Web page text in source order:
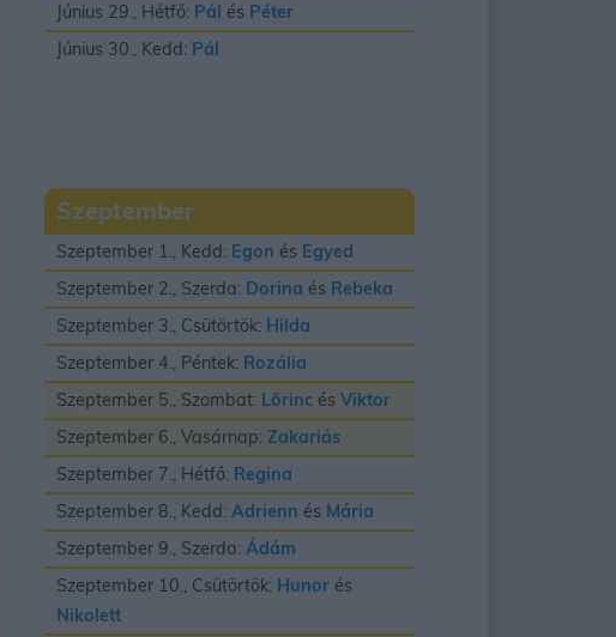
Június 29., Hétfő: Pál és Péter
Június 30., Kedd: Pál
Szeptember
Szeptember 1., Kedd: Egon és Egyed
Szeptember 2., Szerda: Dorina és Rebeka
Szeptember 3., Csütörtök: Hilda
Szeptember 4., Péntek: Rozália
Szeptember 5., Szombat: Lõrinc ésViktor
Szeptember 6., Vasárnap: Zakariás
Szeptember 7., Hétfő: Regina
Szeptember 8., Kedd:Adrienn és Mária
Szeptember 9., Szerda:Ádám
Szeptember 10., Csütörtök: Hunor és
Nikolett